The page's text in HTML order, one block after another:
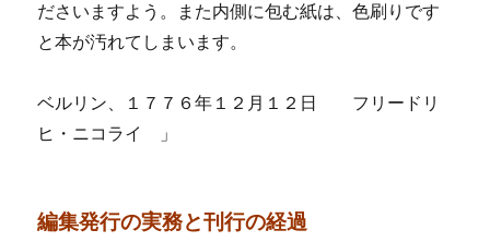
ださいますよう。また内側に包む紙は、色刷りです
と本が汚れてしまいます。
ベルリン、１７７６年１２月１２日 フリードリ
ヒ・ニコライ 」
編集発行の実務と刊行の経過